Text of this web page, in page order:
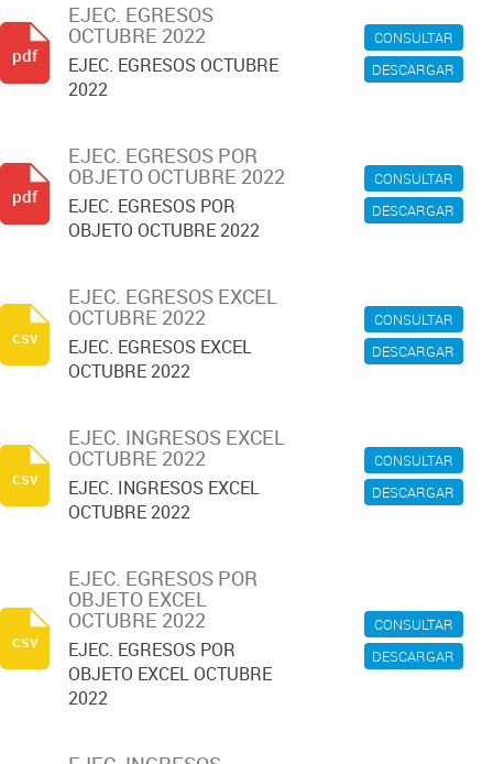
CONSULTAR
DESCARGAR
EJEC. EGRESOS
OCTUBRE 2022
EJEC. EGRESOS OCTUBRE
2022
pdf
CONSULTAR
DESCARGAR
EJEC. EGRESOS POR
OBJETO OCTUBRE 2022
EJEC. EGRESOS POR
OBJETO OCTUBRE 2022
pdf
CONSULTAR
DESCARGAR
EJEC. EGRESOS EXCEL
OCTUBRE 2022
EJEC. EGRESOS EXCEL
OCTUBRE 2022
csv
CONSULTAR
DESCARGAR
EJEC. INGRESOS EXCEL
OCTUBRE 2022
EJEC. INGRESOS EXCEL
OCTUBRE 2022
csv
CONSULTAR
DESCARGAR
EJEC. EGRESOS POR
OBJETO EXCEL
OCTUBRE 2022
EJEC. EGRESOS POR
OBJETO EXCEL OCTUBRE
2022
csv